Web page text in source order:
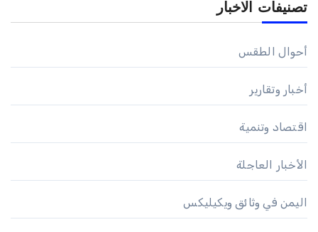
تصنيفات الاخبار
أحوال الطقس
أخبار وتقارير
اقتصاد وتنمية
الأخبار العاجلة
اليمن في وثائق ويكيليكس